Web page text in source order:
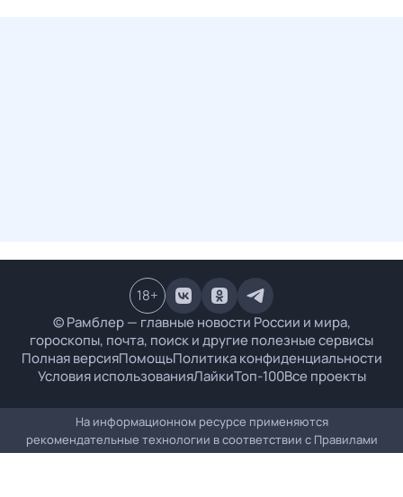
© Рамблер — главные новости России и мира,
гороскопы, почта, поиск и другие полезные сервисы
Полная версияПомощьПолитика конфиденциальности
Условия использованияЛайкиТоп-100Все проекты
18+
На информационном ресурсе применяются
рекомендательные технологии в соответствии с Правилами